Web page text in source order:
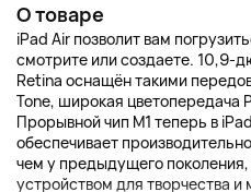
О товаре
iPad Air позволит вам
смотрите или создаете. 10,9-
Retina оснащён такими
Tone, широкая цветопередача
Прорывной чип M1 теперь в
обеспечивает
чем у предыдущего
устройством для творчества